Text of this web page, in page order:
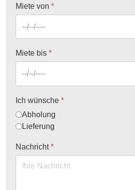
Miete von *
Miete bis *
Ich wünsche *
Abholung
Lieferung
Nachricht*